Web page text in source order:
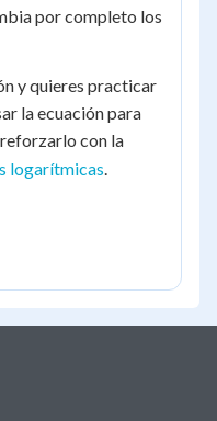
por completo los
y quieres practicar
la ecuación para
reforzarlo con la
logarítmicas